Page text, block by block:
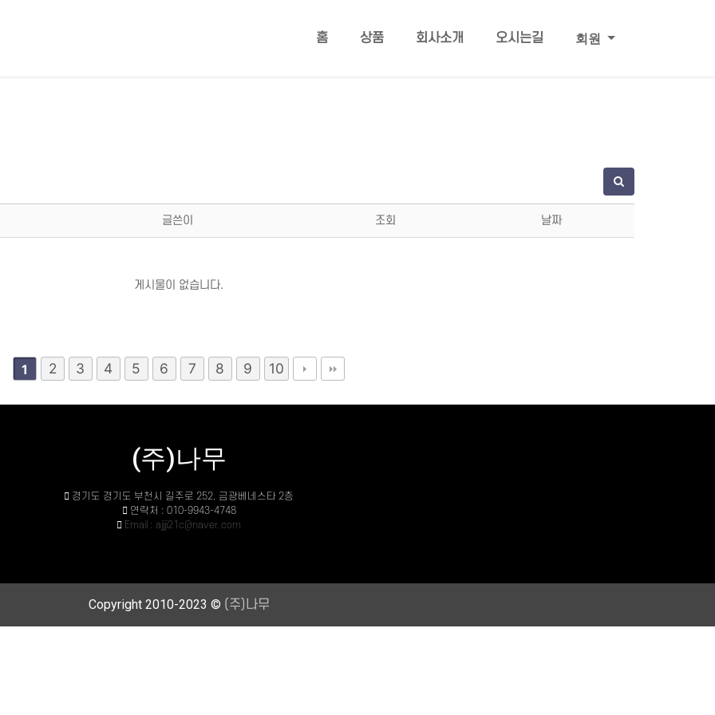
홈 상품 회사소개 오시는길 회원
글쓴이 조회 날짜
게시물이 없습니다.
1 2 3 4 5 6 7 8 9 10
(주)나무
경기도 경기도 부천시 길주로 252, 금광베네스타 2층
연락처 : 010-9943-4748
Email : ajjji21c@naver.com
Copyright 2010-2023 © (주)나무